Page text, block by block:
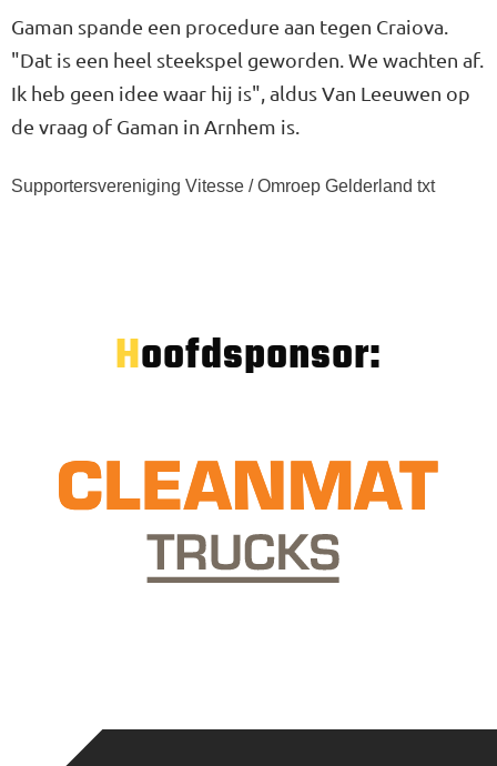
Gaman spande een procedure aan tegen Craiova.
"Dat is een heel steekspel geworden. We wachten af.
Ik heb geen idee waar hij is", aldus Van Leeuwen op
de vraag of Gaman in Arnhem is.
Supportersvereniging Vitesse / Omroep Gelderland txt
Hoofdsponsor: